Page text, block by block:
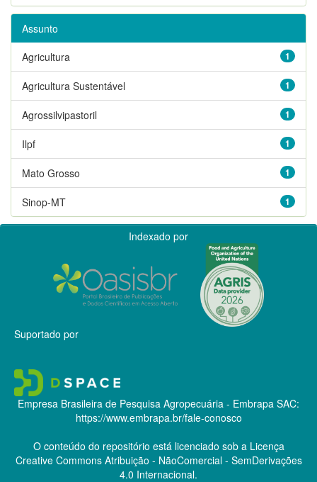
Assunto
1
Agricultura
1
Agricultura Sustentável
1
Agrossilvipastoril
1
Ilpf
1
Mato Grosso
1
Sinop-MT
Indexado por
Suportado por
Empresa Brasileira de Pesquisa Agropecuária - Embrapa SAC:
https://www.embrapa.br/fale-conosco
O conteúdo do repositório está licenciado sob a Licença
Creative CommonsAtribuição - NãoComercial - SemDerivações
4.0 Internacional.